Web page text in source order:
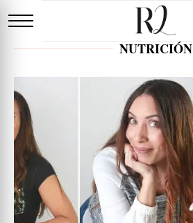
NUTRICIÓN